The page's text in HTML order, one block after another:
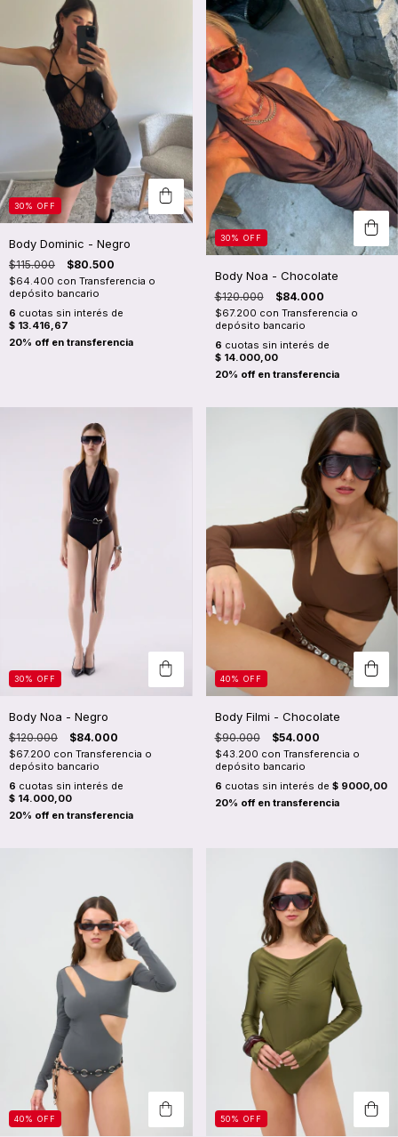
30% OFF
Body Dominic - Negro
$115.000 $80.500
$64.400 con Transferencia o
depósito bancario
6 cuotas sin interés de
$ 13.416,67
30% OFF
Body Noa - Chocolate
$120.000 $84.000
$67.200 con Transferencia o
depósito bancario
6 cuotas sin interés de
$ 14.000,00
30% OFF
Body Noa - Negro
$120.000 $84.000
$67.200 con Transferencia o
depósito bancario
6 cuotas sin interés de
$ 14.000,00
40% OFF
Body Filmi - Chocolate
$90.000 $54.000
$43.200 con Transferencia o
depósito bancario
6 cuotas sin interés de $ 9000,00
40% OFF 50% OFF